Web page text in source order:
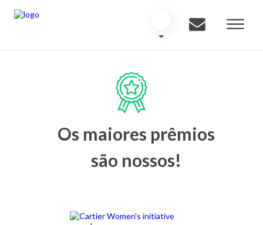
Os maiores prêmios
são nossos!